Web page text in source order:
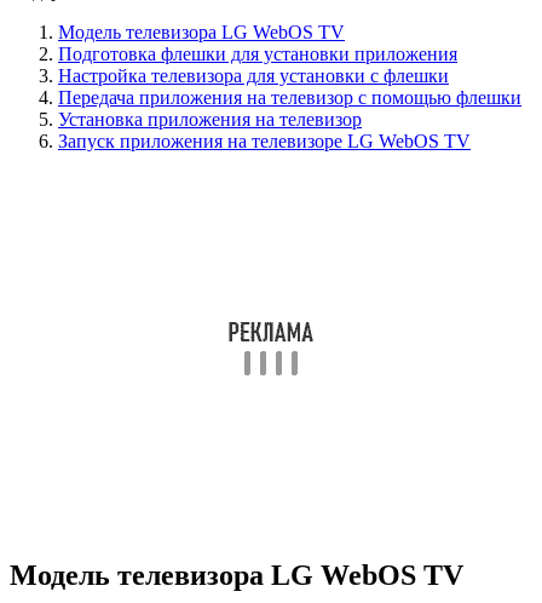
Модель телевизора LG WebOS TV
Подготовка флешки для установки приложения
Настройка телевизора для установки с флешки
Передача приложения на телевизор с помощью флешки
Установка приложения на телевизор
Запуск приложения на телевизоре LG WebOS TV
Модель телевизора LG WebOS TV